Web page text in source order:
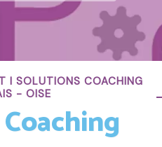
I SOLUTIONS COACHING
- OISE